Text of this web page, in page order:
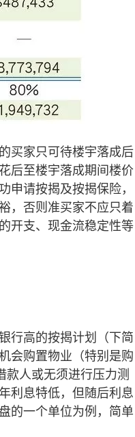
买家只可待楼宇落成后
后至楼宇落成期间楼价
请按揭及按揭保险，
，否则准买家不应只着
开支、现金流稳定性等
行高的按揭计划（下简
会购置物业（特别是购
款人或无须进行压力测
利息特低，但随后利息
的一个单位为例，简单